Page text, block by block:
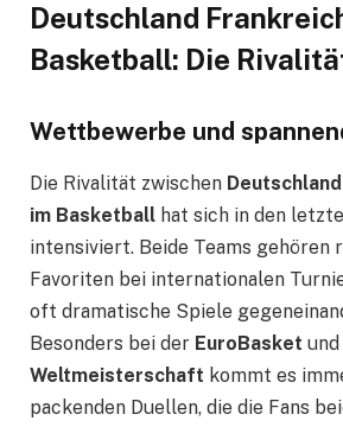
Deutschland
Basketball: Die
Wettbewerbe und
Die Rivalität zwischen
im Basketball hat sich in den
intensiviert. Beide Teams gehören
Favoriten bei internationalen
oft dramatische Spiele
Besonders bei der EuroBasket
Weltmeisterschaft kommt es
packenden Duellen, die die Fans